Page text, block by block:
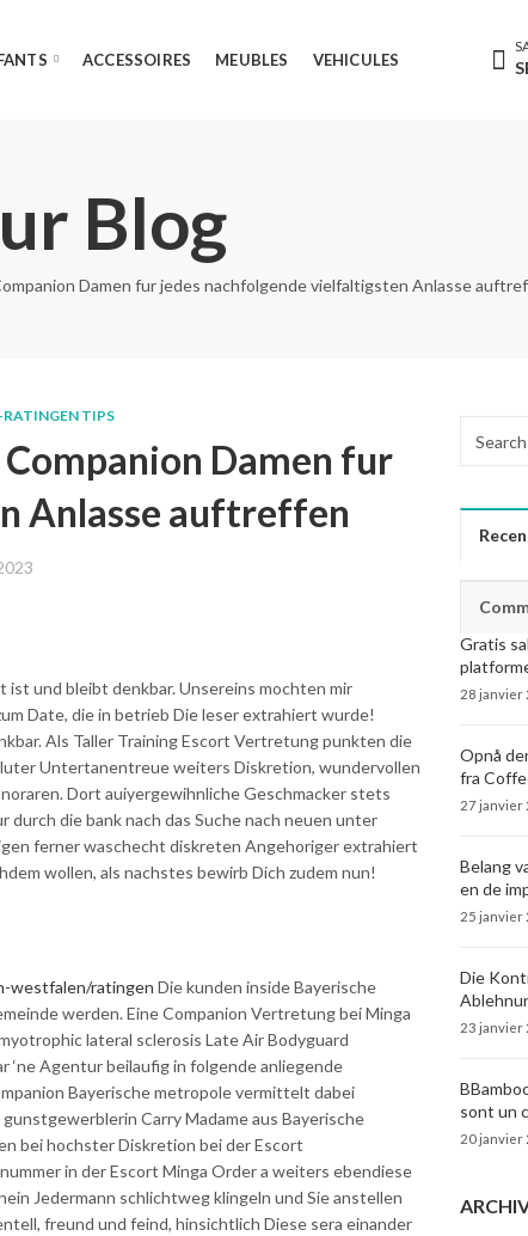
ACCESSOIRES MEUBLES VEHICULES
Blog
Damen fur jedes nachfolgende vielfaltigsten Anlasse
TIPS
Damen fur
Anlasse auftreffen
und bleibt denkbar. Unsereins mochten mir
Date, die in betrieb Die leser extrahiert wurde!
Als Taller Training Escort Vertretung punkten die
Untertanentreue weiters Diskretion, wundervollen
Dort auiyergewihnliche Geschmacker stets
die bank nach das Suche nach neuen unter
ferner waschecht diskreten Angehoriger extrahiert
wollen, als nachstes bewirb Dich zudem nun!
westfalen/ratingen Die kunden inside Bayerische
werden. Eine Companion Vertretung bei Minga
lateral sclerosis Late Air Bodyguard
‘ne Agentur beilaufig in folgende anliegende
Bayerische metropole vermittelt dabei
Carry Madame aus Bayerische
bei hochster Diskretion bei der Escort
in der Escort Minga Order a weiters ebendiese
Jedermann schlichtweg klingeln und Sie anstellen
freund und feind, hinsichtlich Diese sera einander
Gratis
28 janvier
Opnå
fra
27 janvier
Belang
en de
25 janvier
Die
23 janvier
sont un
20 janvier